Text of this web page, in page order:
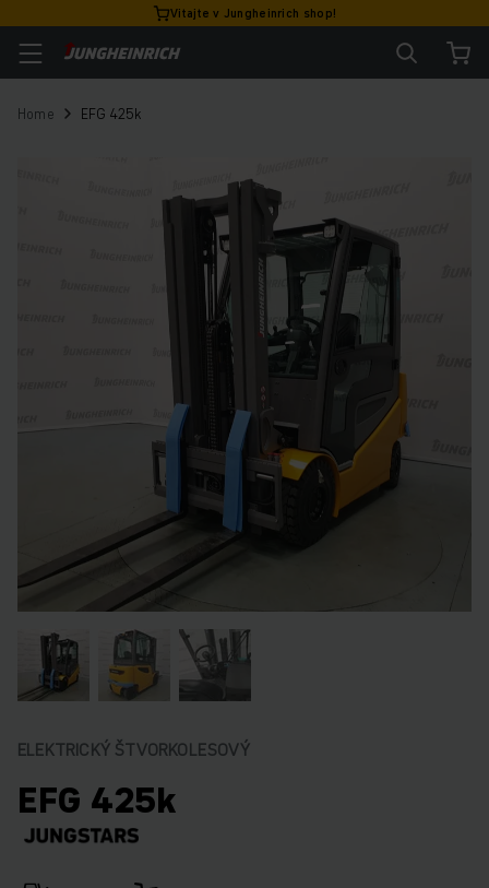
Vitajte v Jungheinrich shop!
Home EFG 425k
ELEKTRICKÝ ŠTVORKOLESOVÝ
EFG 425k